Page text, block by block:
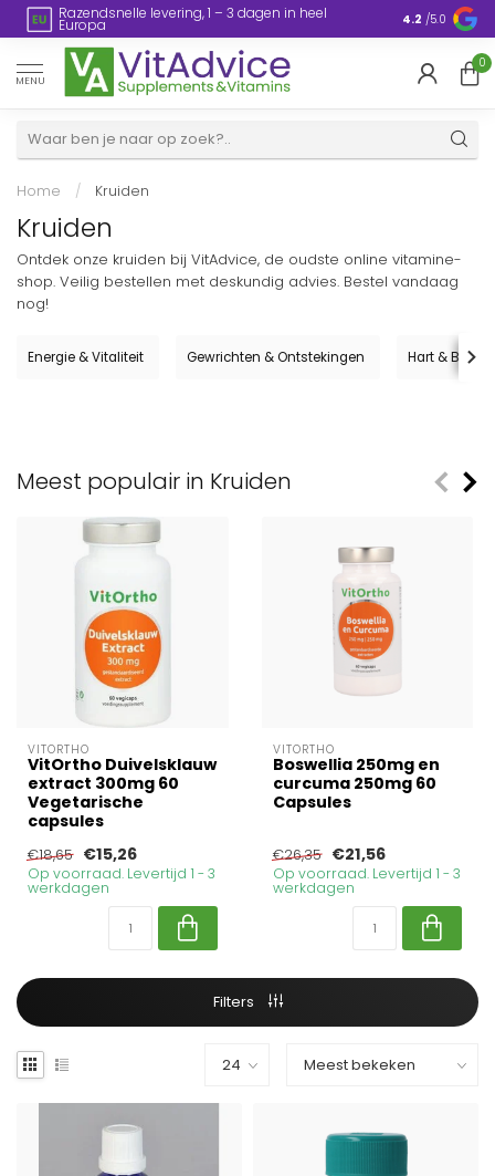
Razendsnelle levering, 1 – 3 dagen in heel
Europa Plasticvrije
4.2 /5.0
MENU
0
Home / Kruiden
Kruiden
Ontdek onze kruiden bij VitAdvice, de oudste online vitamine-
shop. Veilig bestellen met deskundig advies. Bestel vandaag
nog!
Energie & Vitaliteit Gewrichten & Ontstekingen Hart &
Meest populair in Kruiden
VITORTHO
VitOrtho Duivelsklauw
extract 300mg 60
Vegetarische
capsules
€18,65 €15,26
Op voorraad. Levertijd 1 - 3
werkdagen
VITORTHO
Boswellia 250mg en
curcuma 250mg 60
Capsules
€26,35 €21,56
Op voorraad. Levertijd 1 - 3
werkdagen
Filters